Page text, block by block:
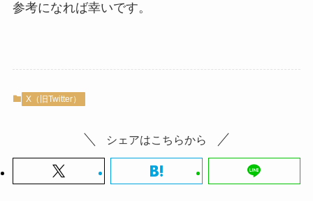
参考になれば幸いです。
X（旧Twitter）
シェアはこちらから